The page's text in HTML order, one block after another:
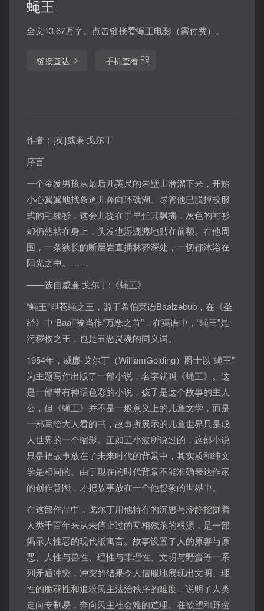
蝇王
全文13.67万字。点击链接看蝇王电影（需付费）。
链接直达 手机查看
作者：[英]威廉·戈尔丁
序言
一个金发男孩从最后几英尺的岩壁上滑溜下来，开始
小心翼翼地找条道儿奔向环礁湖。尽管他已脱掉校服
式的毛线衫，这会儿提在手里任其飘摇，灰色的衬衫
却仍然粘在身上，头发也湿漉漉地贴在前额。在他周
围，一条狭长的断层岩直插林莽深处，一切都沐浴在
阳光之中。……
——选自威廉·戈尔丁:《蝇王》
“蝇王”即苍蝇之王，源于希伯莱语Baalzebub，在《圣
经》中“Baal”被当作“万恶之首”，在英语中，“蝇王”是
污秽物之王，也是丑恶灵魂的同义词。
1954年，威廉·戈尔丁（WilliamGolding）爵士以“蝇王”
为主题写作出版了一部小说，名字就叫《蝇王》。这
是一部带有神话色彩的小说，孩子是这个故事的主人
公，但《蝇王》并不是一般意义上的儿童文学，而是
一部写给大人看的书，故事所展示的儿童世界只是成
人世界的一个缩影。正如王小波所说过的，这部小说
只是把故事放在了未来时代的背景中，其实质和纯文
学是相同的。由于现在的时代背景不能准确表达作家
的创作意图，才把故事放在一个他想象的世界中。
在这部作品中，戈尔丁用他特有的沉思与冷静挖掘着
人类千百年来从未停止过的互相残杀的根源，是一部
揭示人性恶的现代版寓言。故事设置了人的原善与原
恶、人性与兽性、理性与非理性、文明与野蛮等一系
列矛盾冲突，冲突的结果令人信服地展现出文明、理
性的脆弱性和追求民主法治秩序的难度，说明了人类
走向专制易，奔向民主社会难的道理。在欲望和野蛮